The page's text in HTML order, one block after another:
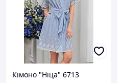
Кімоно "Ніца" 6713